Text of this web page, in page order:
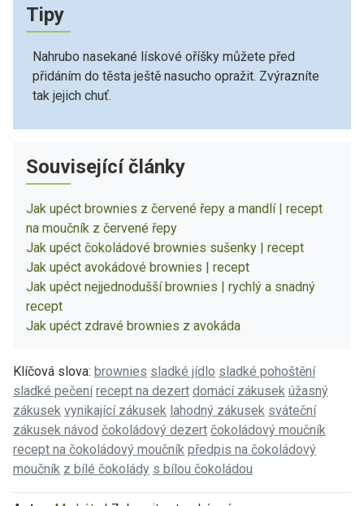
Tipy
Nahrubo nasekané lískové oříšky můžete před
přidáním do těsta ještě nasucho opražit. Zvýrazníte
tak jejich chuť.
Související články
Jak upéct brownies z červené řepy a mandlí | recept
na moučník z červené řepy
Jak upéct čokoládové brownies sušenky | recept
Jak upéct avokádové brownies | recept
Jak upéct nejjednodušší brownies | rychlý a snadný
recept
Jak upéct zdravé brownies z avokáda
Klíčová slova: brownies sladké jídlo sladké pohoštění
sladké pečení recept na dezert domácí zákusek úžasný
zákusek vynikající zákusek lahodný zákusek sváteční
zákusek návod čokoládový dezert čokoládový moučník
recept na čokoládový moučník předpis na čokoládový
moučník z bílé čokolády s bílou čokoládou